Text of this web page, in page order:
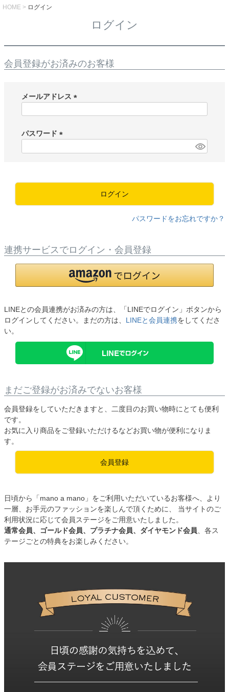
HOME ログイン
ログイン
会員登録がお済みのお客様
メールアドレス
)
パスワード
ログイン
パスワードをお忘れですか？
連携サービスでログイン・会員登録
LINEとの会員連携がお済みの方は、「LINEでログイン」ボタンから
ログインしてください。まだの方は、 LINEと会員連携をしてくださ
い。
まだご登録がお済みでないお客様
会員登録をしていただきますと、二度目のお買い物時にとても便利
です。
お気に入り商品をご登録いただけるなどお買い物が便利になりま
す。
会員登録
日頃から「mano a mano」をご利用いただいているお客様へ、より
一層、お手元のファッションを楽しんで頂くために、 当サイトのご
利用状況に応じて会員ステージをご用意いたしました。
通常会員、ゴールド会員、プラチナ会員、ダイヤモンド会員、各ス
テージごとの特典をお楽しみください。